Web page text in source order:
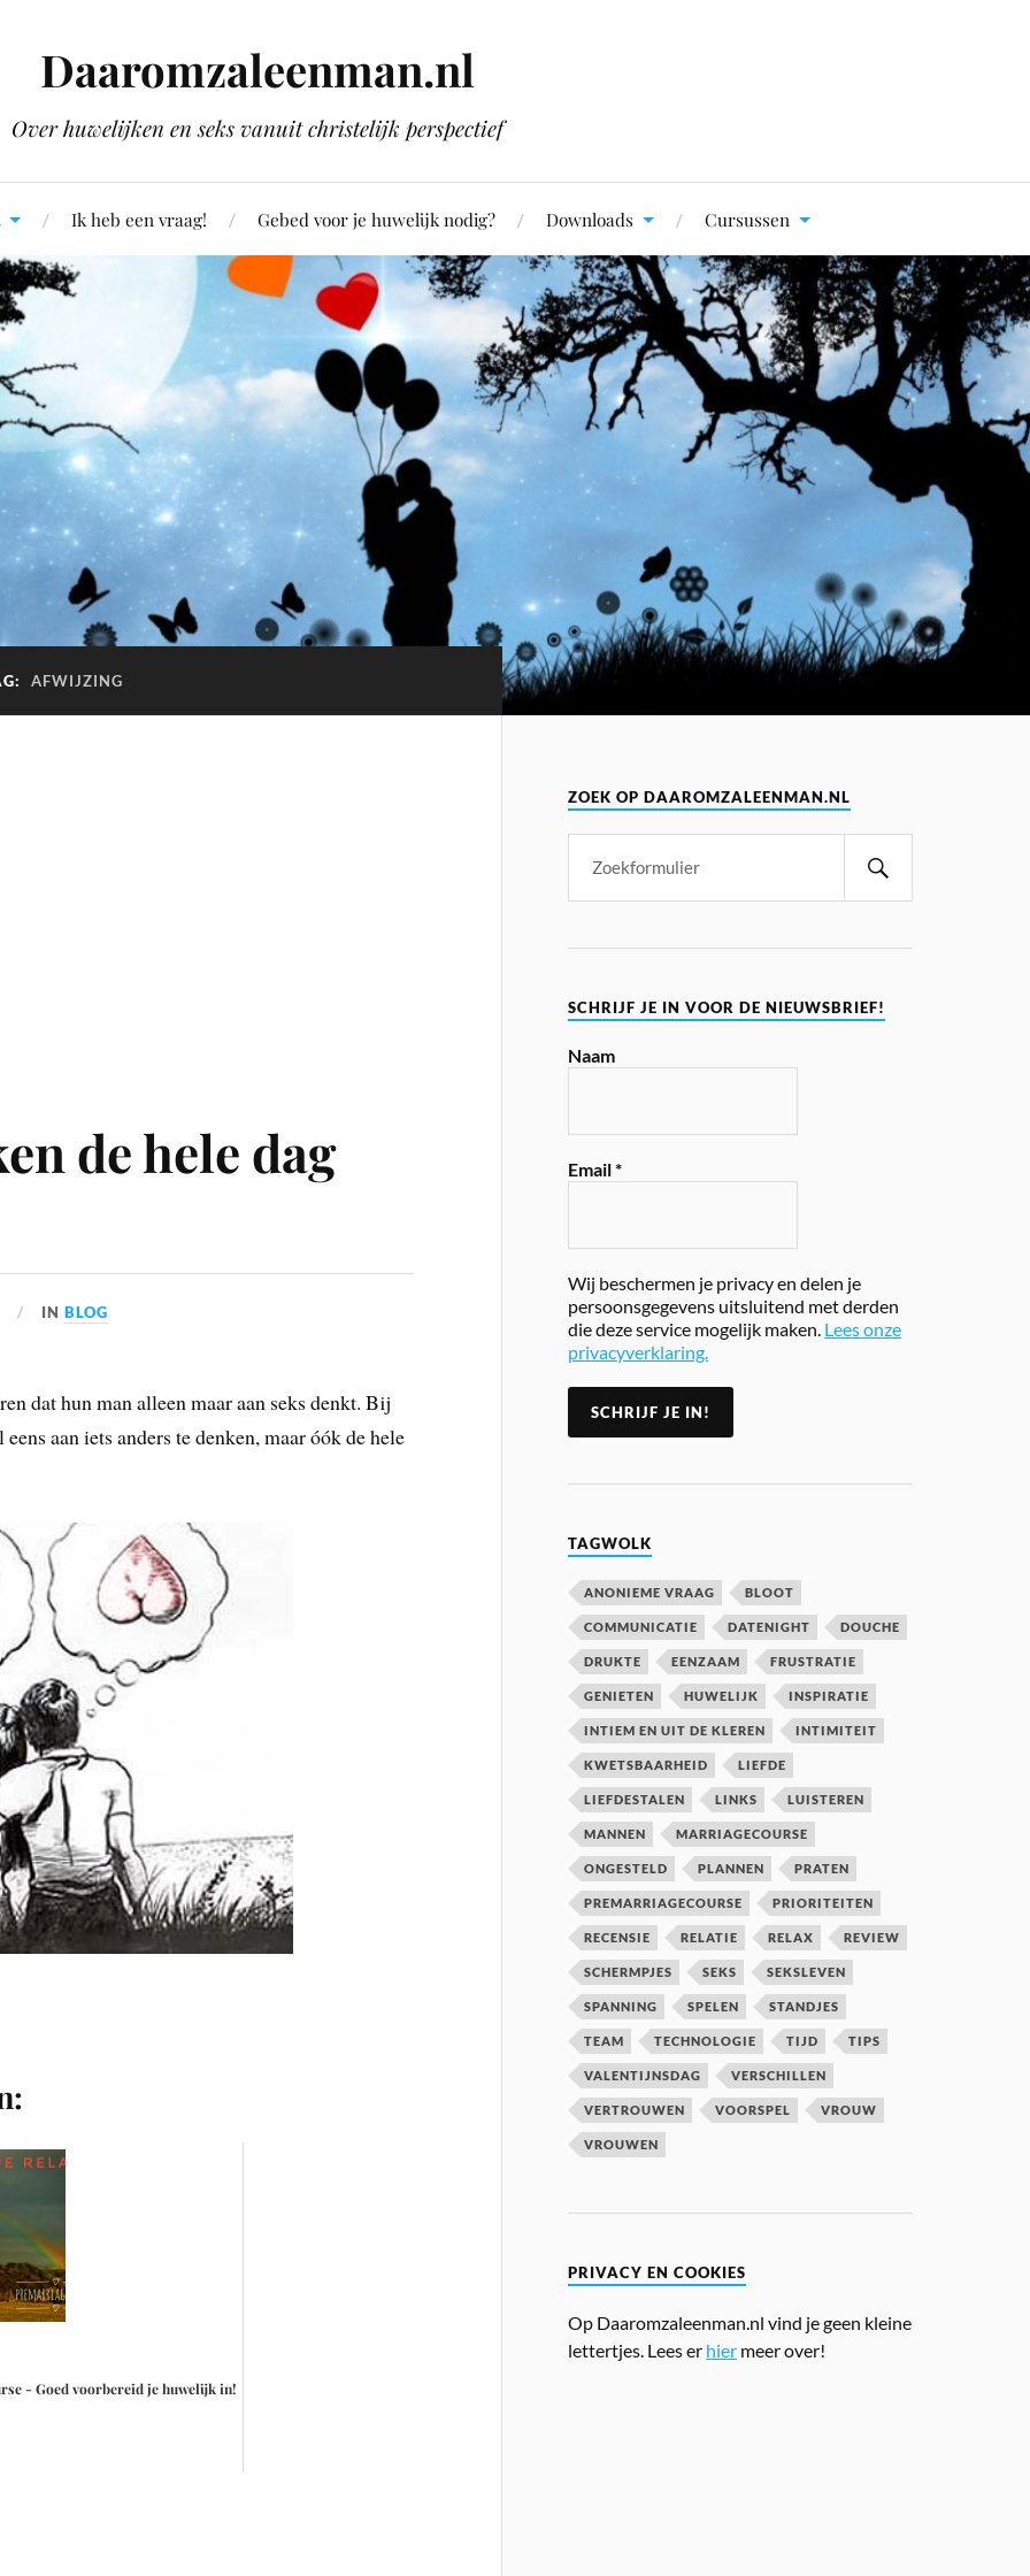
Daaromzaleenman.nl
Over huwelijken en seks vanuit christelijk perspectief
Ik heb een vraag! Gebed voor je huwelijk nodig? Downloads Cursussen
AFWIJZING
de hele dag
INBLOG
dat hun man alleen maar aan seks denkt. Bij
aan iets anders te denken, maar óók de hele
- Goed voorbereid je huwelijk in!
ZOEK OP DAAROMZALEENMAN.NL
SCHRIJF JE IN VOOR DE NIEUWSBRIEF!
Naam
Email*
Wij beschermen je privacy en delen je
persoonsgegevens uitsluitend met derden
die deze service mogelijk maken. Lees onze
privacyverklaring.
TAGWOLK
ANONIEME VRAAG BLOOT
COMMUNICATIE DATENIGHT DOUCHE
DRUKTE EENZAAM FRUSTRATIE
GENIETEN HUWELIJK INSPIRATIE
INTIEM EN UIT DE KLEREN INTIMITEIT
KWETSBAARHEID LIEFDE
LIEFDESTALEN LINKS LUISTEREN
MANNEN MARRIAGECOURSE
ONGESTELD PLANNEN PRATEN
PREMARRIAGECOURSE PRIORITEITEN
RECENSIE RELATIE RELAX REVIEW
SCHERMPJES SEKS SEKSLEVEN
SPANNING SPELEN STANDJES
TEAM TECHNOLOGIE TIJD TIPS
VALENTIJNSDAG VERSCHILLEN
VERTROUWEN VOORSPEL VROUW
VROUWEN
PRIVACY EN COOKIES
Op Daaromzaleenman.nl vind je geen kleine
lettertjes. Lees er hier meer over!